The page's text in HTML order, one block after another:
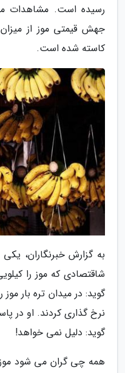
رسیده است. مشاهدات
جهش قیمتی موز از
کاسته شده است.
به گزارش خبرنگاران،
نرخ گذاری کردند. او در
گوید: دلیل نمی خواهد!
همه چی گران می شود موز